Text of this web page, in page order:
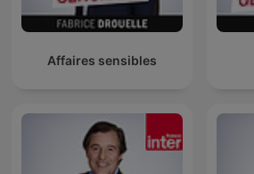
Affaires sensibles